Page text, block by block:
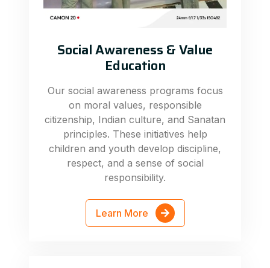
Social Awareness & Value
Education
Our social awareness programs focus
on moral values, responsible
citizenship, Indian culture, and Sanatan
principles. These initiatives help
children and youth develop discipline,
respect, and a sense of social
responsibility.
Learn More